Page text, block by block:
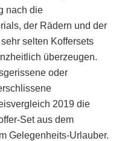
nach die
der Rädern und der
selten Koffersets
überzeugen.
oder
2019 die
Set aus dem
Gelegenheits-Urlauber.